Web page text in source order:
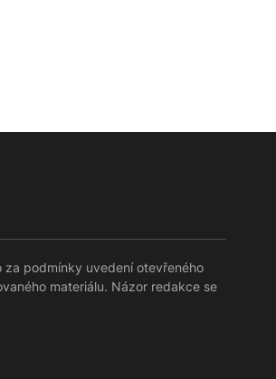
za podmínky uvedení otevřeného
materiálu. Názor redakce se